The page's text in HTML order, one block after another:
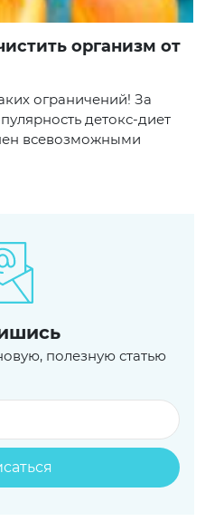
ограничений! За
детокс-диет
всевозможными
полезную статью